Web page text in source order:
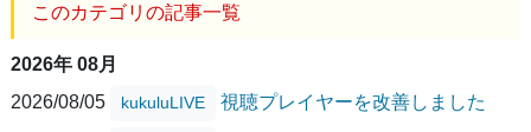
このカテゴリの記事一覧
2026年 08月
2026/08/05
kukuluLIVE 視聴プレイヤーを改善しました